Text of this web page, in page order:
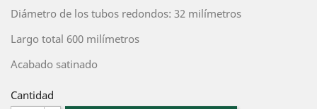
Diámetro de los tubos redondos: 32 milímetros
Largo total 600 milímetros
Acabado satinado
Cantidad